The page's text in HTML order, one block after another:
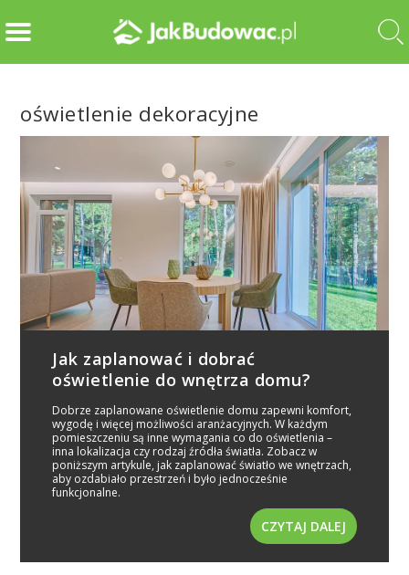
oświetlenie dekoracyjne
Jak zaplanować i dobrać
oświetlenie do wnętrza domu?
Dobrze zaplanowane oświetlenie domu zapewni komfort,
wygodę i więcej możliwości aranżacyjnych. W każdym
pomieszczeniu są inne wymagania co do oświetlenia –
inna lokalizacja czy rodzaj źródła światła. Zobacz w
poniższym artykule, jak zaplanować światło we wnętrzach,
aby ozdabiało przestrzeń i było jednocześnie
funkcjonalne.
CZYTAJ DALEJ